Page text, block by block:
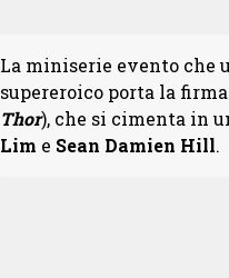
La miniserie evento che
supereroico porta la
Thor), che si cimenta in
Lim e Sean Damien Hill.